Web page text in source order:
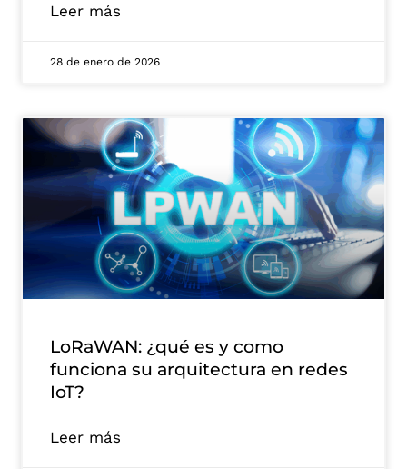
Leer más
28 de enero de 2026
LoRaWAN: ¿qué es y como
funciona su arquitectura en redes
IoT?
Leer más